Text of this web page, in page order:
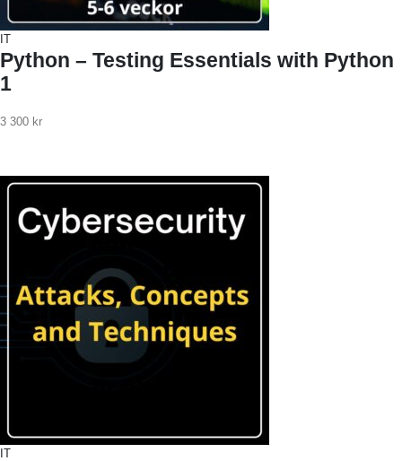
IT
Python – Testing Essentials with Python
1
3 300 kr
IT